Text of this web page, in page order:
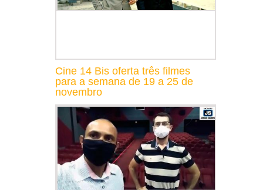
Cine 14 Bis oferta três filmes
para a semana de 19 a 25 de
novembro